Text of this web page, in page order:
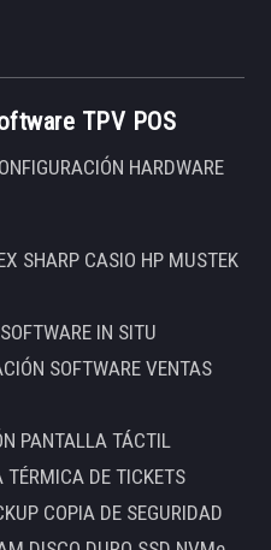
TPV POS
HARDWARE
SHARP CASIO HP MUSTEK
IN SITU
SOFTWARE VENTAS
PANTALLA TÁCTIL
TÉRMICA DE TICKETS
COPIA DE SEGURIDAD